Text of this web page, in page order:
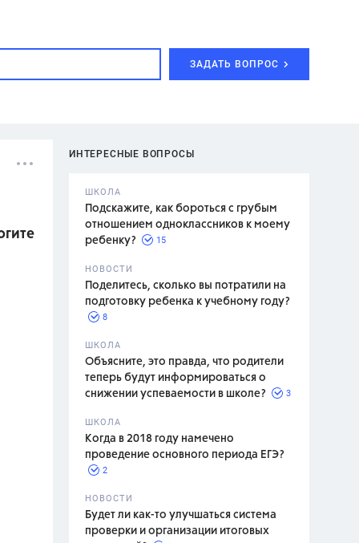
ЗАДАТЬ ВОПРОС
ИНТЕРЕСНЫЕ ВОПРОСЫ
ШКОЛА
Подскажите, как бороться с грубым
отношением одноклассников к моему
ребенку?
15
НОВОСТИ
Поделитесь, сколько вы потратили на
подготовку ребенка к учебному году?
8
ШКОЛА
Объясните, это правда, что родители
теперь будут информироваться о
снижении успеваемости в школе?
3
ШКОЛА
Когда в 2018 году намечено
проведение основного периода ЕГЭ?
2
НОВОСТИ
Будет ли как-то улучшаться система
проверки и организации итоговых